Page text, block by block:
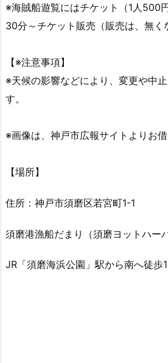
※海賊船遊覧にはチケット（1人500
30分～チケット販売（販売は、無く
【※注意事項】
※天候の影響などにより、変更や中
す。
※画像は、神戸市広報サイトよりお借
【場所】
住所：神戸市須磨区若宮町1-1
須磨港漁船だまり（須磨ヨットハー
JR「須磨海浜公園」駅から南へ徒歩